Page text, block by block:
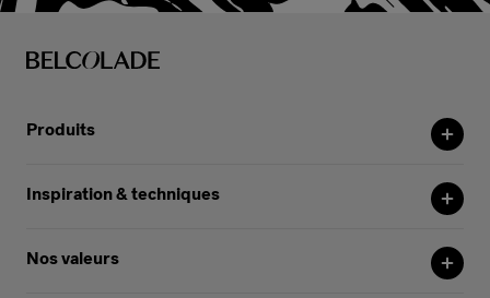
Produits
Inspiration & techniques
Nos valeurs